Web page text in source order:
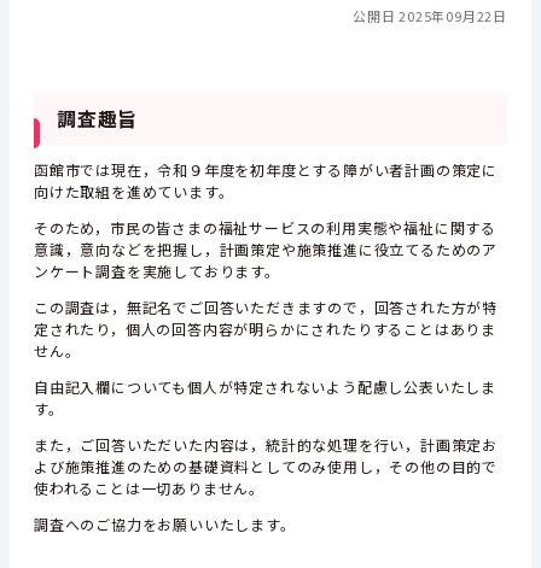
公開日 2025年09月22日
調査趣旨
函館市では現在，令和９年度を初年度とする障がい者計画の策定に
向けた取組を進めています。
そのため，市民の皆さまの福祉サービスの利用実態や福祉に関する
意識，意向などを把握し，計画策定や施策推進に役立てるためのア
ンケート調査を実施しております。
この調査は，無記名でご回答いただきますので，回答された方が特
定されたり，個人の回答内容が明らかにされたりすることはありま
せん。
自由記入欄についても個人が特定されないよう配慮し公表いたしま
す。
また，ご回答いただいた内容は，統計的な処理を行い，計画策定お
よび施策推進のための基礎資料としてのみ使用し，その他の目的で
使われることは一切ありません。
調査へのご協力をお願いいたします。